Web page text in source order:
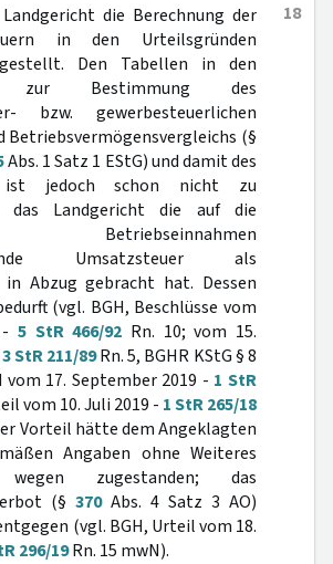
18
die Berechnung der
in den Urteilsgründen
Den Tabellen in den
zur Bestimmung des
bzw. gewerbesteuerlichen
Betriebsvermögensvergleichs (§
Abs. 1 Satz 1 EStG) und damit des
ist jedoch schon nicht zu
das Landgericht die auf die
Betriebseinnahmen
Umsatzsteuer als
in Abzug gebracht hat. Dessen
(vgl. BGH, Beschlüsse vom
5 StR 466/92 Rn. 10; vom 15.
3 StR 211/89Rn. 5, BGHR KStG § 8
17. September 2019 - 1 StR
vom 10. Juli 2019 - 1 StR 265/18
Vorteil hätte dem Angeklagten
Angaben ohne Weiteres
zugestanden; das
(§ 370Abs. 4 Satz 3 AO)
(vgl. BGH, Urteil vom 18.
296/19Rn. 15 mwN).